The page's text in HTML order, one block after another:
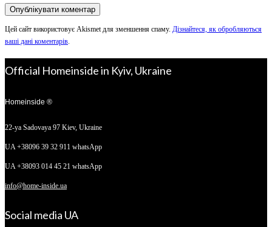
Цей сайт використовує Akismet для зменшення спаму. Дізнайтеся, як обробляються
ваші дані коментарів.
Official Homeinside in Kyiv, Ukraine
Homeinside ®
22-ya Sadovaya 97 Kiev, Ukraine
UA +38096 39 32 911 whatsApp
UA +38093 014 45 21 whatsApp
info@home-inside.ua
Social media UA